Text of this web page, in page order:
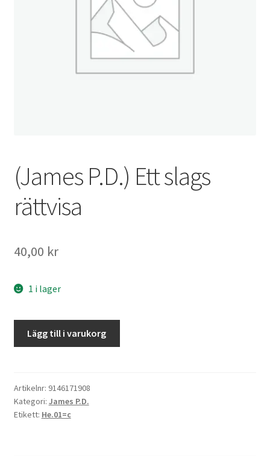
(James P.D.) Ett slags
rättvisa
40,00 kr
1 i lager
Lägg till i varukorg
Artikelnr: 9146171908
Kategori: James P.D.
Etikett: He.01=c